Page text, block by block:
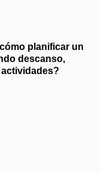
planificar un
descanso,